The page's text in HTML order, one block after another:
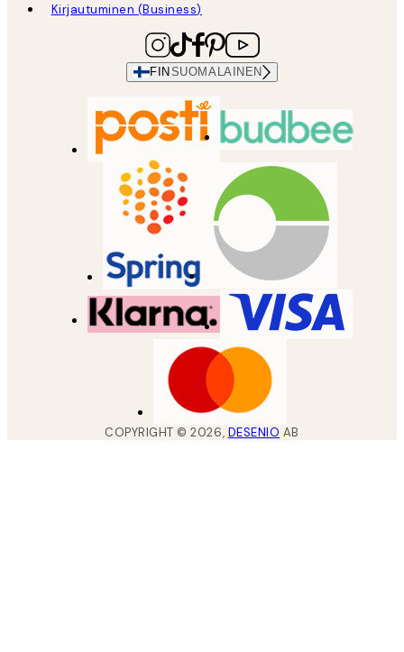
Kirjautuminen (Business)
FIN SUOMALAINEN
COPYRIGHT ©2026, DESENIO AB